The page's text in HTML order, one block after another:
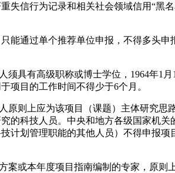
失信行为记录和相关社会领域信用“黑
能通过单个推荐单位申报，不得多头申
须具有高级职称或博士学位，1964年1月
项目的工作时间不得少于6个月。
原则上应为该项目（课题）主体研究思
的科技人员。中央和地方各级国家机关
计划管理职能的其他人员）不得申报项
案或本年度项目指南编制的专家，原则